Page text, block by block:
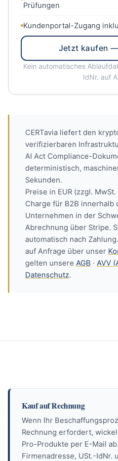
Prüfungen
Kundenportal-Zugang
Jetzt kaufen
Kein automatisches
IdNr. auf
CERTavia liefert den
verifizierbaren
AI Act Compliance-
deterministisch,
Sekunden.
Preise in EUR (zzgl.
Charge für B2B innerhalb
Unternehmen in der
Abrechnung über Stripe.
automatisch nach
auf Anfrage über unser
gelten unsere AGB · AVV
Datenschutz.
Kauf auf Rechnung
Wenn Ihr
Rechnung erfordert,
Pro-Produkte per E-Mail
Firmenadresse, USt.-IdNr.